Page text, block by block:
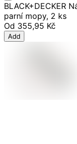
BLACK+DECKER
parní mopy, 2 ks
Od 355,95 Kč
Add